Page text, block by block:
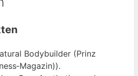
Bodybuilder (Prinz